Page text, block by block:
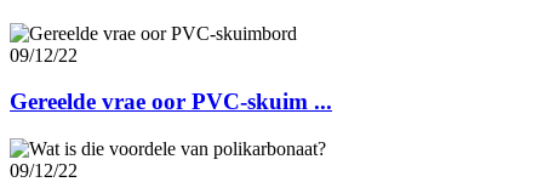
09/12/22
Gereelde vrae oor PVC-skuim ...
09/12/22